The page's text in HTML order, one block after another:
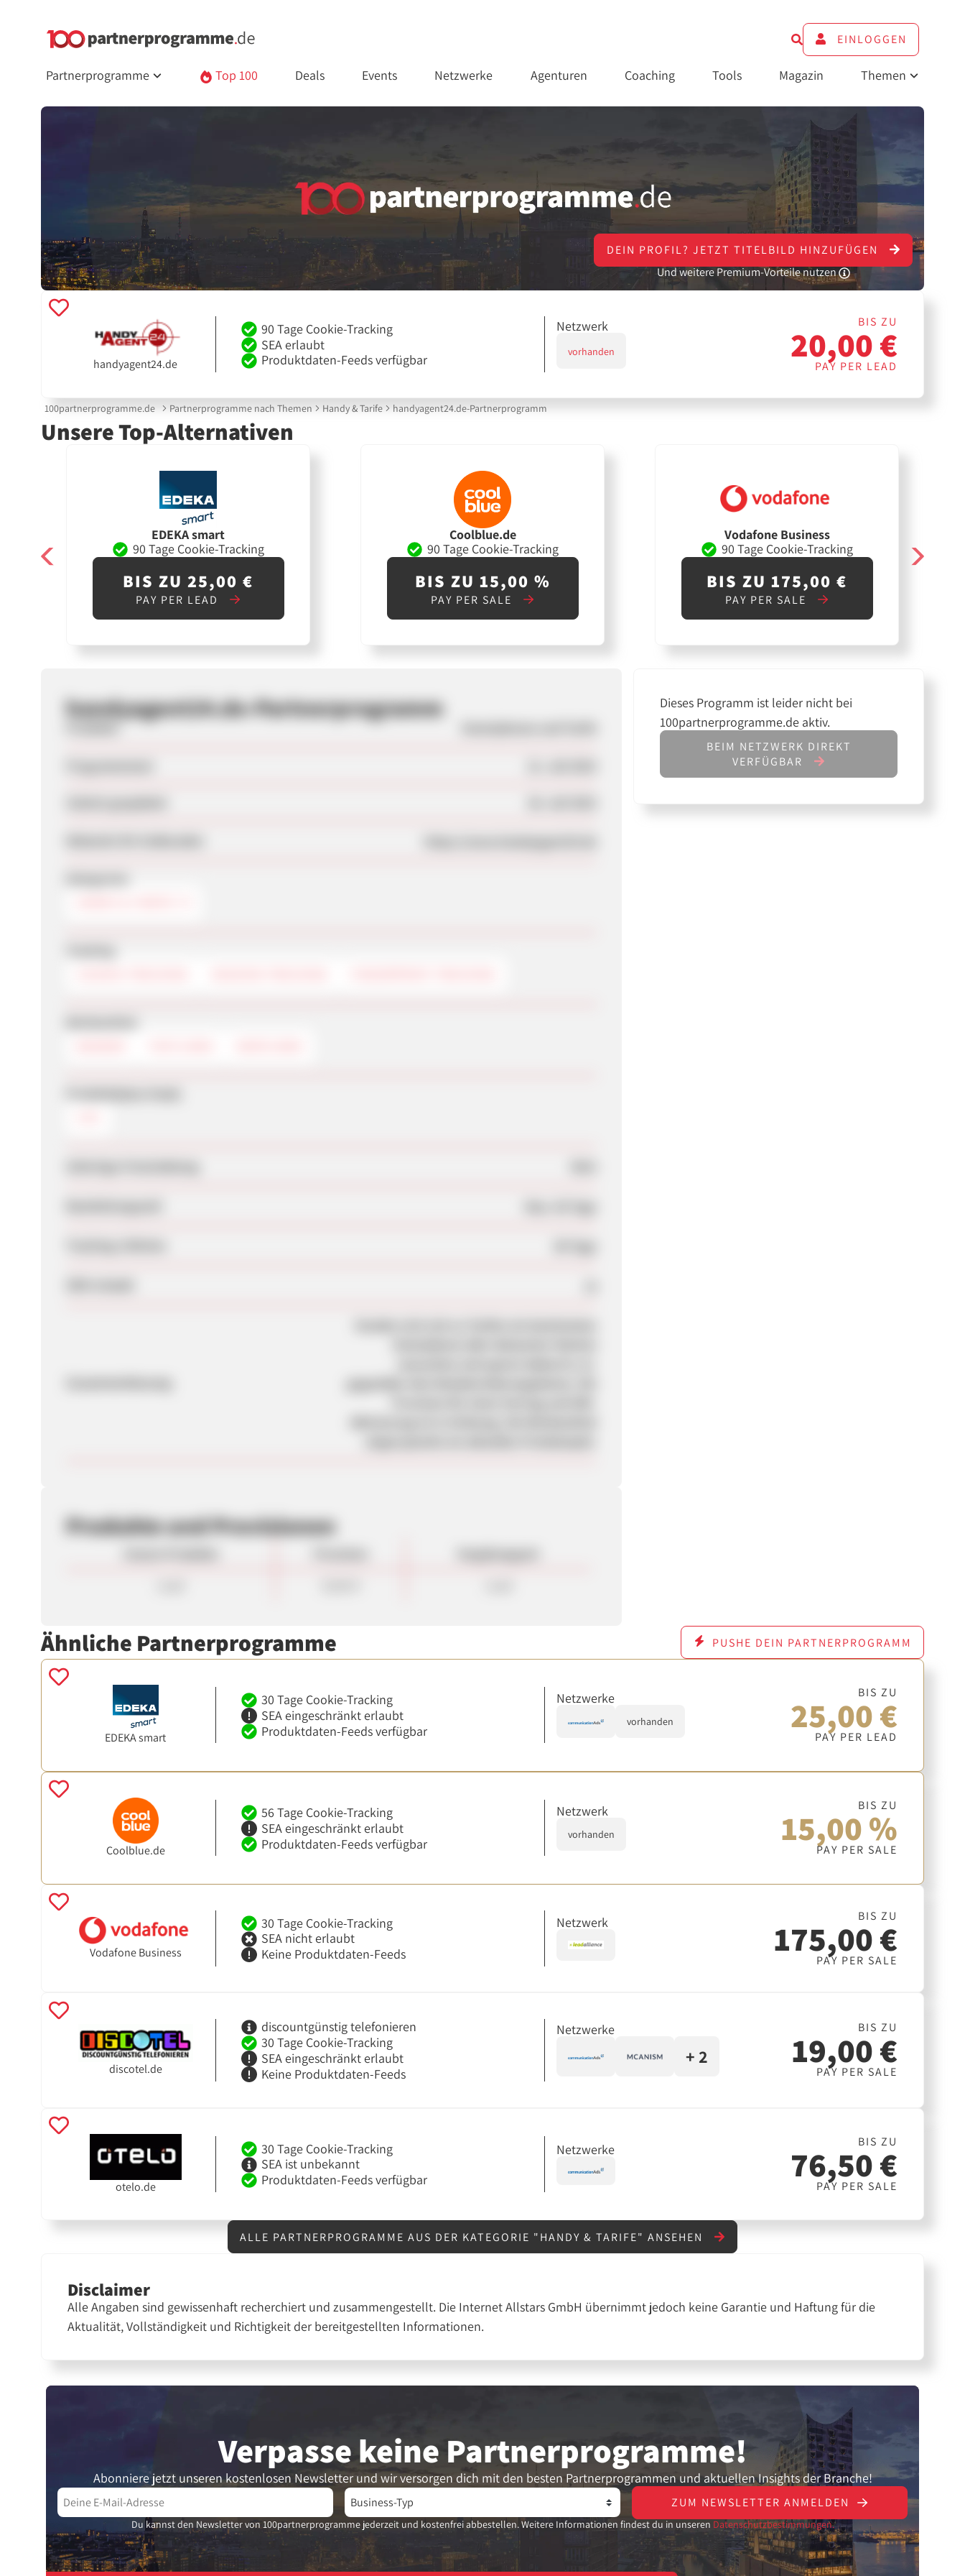
EINLOGGEN
Partnerprogramme Top 100 Deals Events Netzwerke Agenturen Coaching Tools Magazin Themen
DEIN PROFIL? JETZT TITELBILD HINZUFÜGEN
Und weitere Premium-Vorteile nutzen
handyagent24.de
90 Tage Cookie-Tracking
SEA erlaubt
Produktdaten-Feeds verfügbar
Netzwerk
vorhanden
BIS ZU
20,00 €
PAY PER LEAD
100partnerprogramme.de Partnerprogramme nach Themen Handy & Tarife handyagent24.de-Partnerprogramm
Unsere Top-Alternativen
EDEKA smart
90 Tage Cookie-Tracking
BIS ZU 25,00 €
PAY PER LEAD
Coolblue.de
90 Tage Cookie-Tracking
BIS ZU 15,00 %
PAY PER SALE
Vodafone Business
90 Tage Cookie-Tracking
BIS ZU 175,00 €
PAY PER SALE
handyagent24.de-Partnerprogramm
Produkte und Provisionen
Dieses Programm ist leider nicht bei
100partnerprogramme.de aktiv.
BEIM NETZWERK DIREKT
VERFÜGBAR
Ähnliche Partnerprogramme PUSHE DEIN PARTNERPROGRAMM
EDEKA smart
30 Tage Cookie-Tracking
SEA eingeschränkt erlaubt
Produktdaten-Feeds verfügbar
Netzwerke
vorhanden
BIS ZU
25,00 €
PAY PER LEAD
Coolblue.de
56 Tage Cookie-Tracking
SEA eingeschränkt erlaubt
Produktdaten-Feeds verfügbar
Netzwerk
vorhanden
BIS ZU
15,00 %
PAY PER SALE
Vodafone Business
30 Tage Cookie-Tracking
SEA nicht erlaubt
Keine Produktdaten-Feeds
Netzwerk BIS ZU
175,00 €
PAY PER SALE
discotel.de
discountgünstig telefonieren
30 Tage Cookie-Tracking
SEA eingeschränkt erlaubt
Keine Produktdaten-Feeds
Netzwerke
+ 2
BIS ZU
19,00 €
PAY PER SALE
otelo.de
30 Tage Cookie-Tracking
SEA ist unbekannt
Produktdaten-Feeds verfügbar
Netzwerke BIS ZU
76,50 €
PAY PER SALE
ALLE PARTNERPROGRAMME AUS DER KATEGORIE "HANDY & TARIFE" ANSEHEN
Disclaimer
Alle Angaben sind gewissenhaft recherchiert und zusammengestellt. Die Internet Allstars GmbH übernimmt jedoch keine Garantie und Haftung für die
Aktualität, Vollständigkeit und Richtigkeit der bereitgestellten Informationen.
Verpasse keine Partner­programme!
Abonniere jetzt unseren kostenlosen Newsletter und wir versorgen dich mit den besten Partnerprogrammen und aktuellen Insights der Branche!
ZUM NEWSLETTER ANMELDEN
Du kannst den Newsletter von 100partnerprogramme jederzeit und kostenfrei abbestellen. Weitere Informationen findest du in unseren Datenschutzbestimmungen.